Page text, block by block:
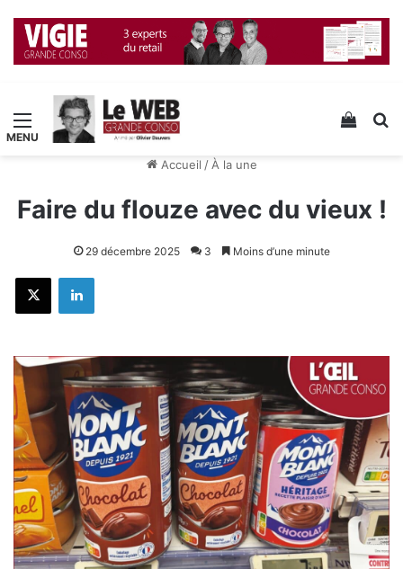
Menu Voir
Accueil / À la une
Faire du flouze avec du vieux !
29 décembre 2025 3 Moins d’une minute
X Linkedin